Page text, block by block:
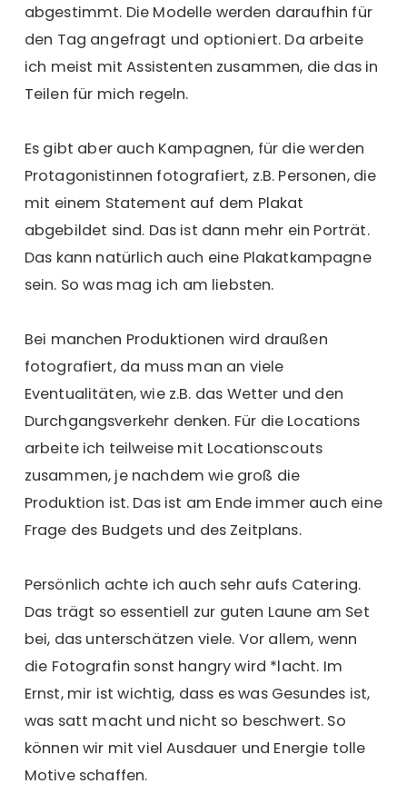
abgestimmt. Die Modelle werden daraufhin für
den Tag angefragt und optioniert. Da arbeite
ich meist mit Assistenten zusammen, die das in
Teilen für mich regeln.
Es gibt aber auch Kampagnen, für die werden
Protagonistinnen fotografiert, z.B. Personen, die
mit einem Statement auf dem Plakat
abgebildet sind. Das ist dann mehr ein Porträt.
Das kann natürlich auch eine Plakatkampagne
sein. So was mag ich am liebsten.
Bei manchen Produktionen wird draußen
fotografiert, da muss man an viele
Eventualitäten, wie z.B. das Wetter und den
Durchgangsverkehr denken. Für die Locations
arbeite ich teilweise mit Locationscouts
zusammen, je nachdem wie groß die
Produktion ist. Das ist am Ende immer auch eine
Frage des Budgets und des Zeitplans.
Persönlich achte ich auch sehr aufs Catering.
Das trägt so essentiell zur guten Laune am Set
bei, das unterschätzen viele. Vor allem, wenn
die Fotografin sonst hangry wird *lacht. Im
Ernst, mir ist wichtig, dass es was Gesundes ist,
was satt macht und nicht so beschwert. So
können wir mit viel Ausdauer und Energie tolle
Motive schaffen.